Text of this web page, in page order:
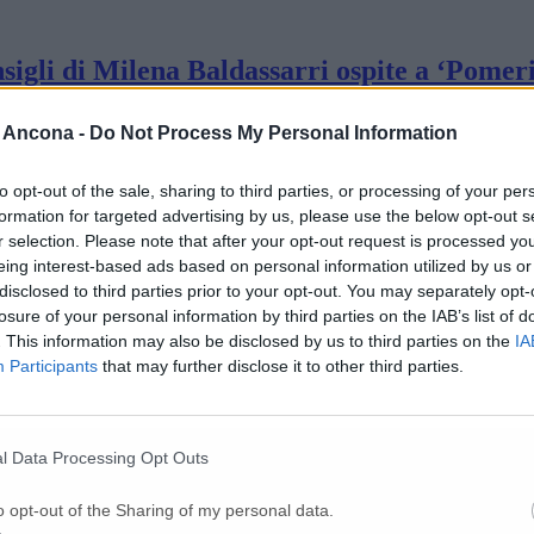
- Do Not Process My Personal Information
opt-out of the sale, sharing to third parties, or processing of your
for targeted advertising by us, please use the below opt-out
selection. Please note that after your opt-out request is processed
interest-based ads based on personal information utilized by us
to third parties prior to your opt-out. You may separately
of your personal information by third parties on the IAB’s list of
This information may also be disclosed by us to third parties on the
Participants that may further disclose it to other third parties.
Data Processing Opt Outs
opt-out of the Sharing of my personal data.
di Milena Baldassarri ospite a
di multe a Pasqua
«Stiamo studiando soluzioni
Famar
Loreto
dell’esistente